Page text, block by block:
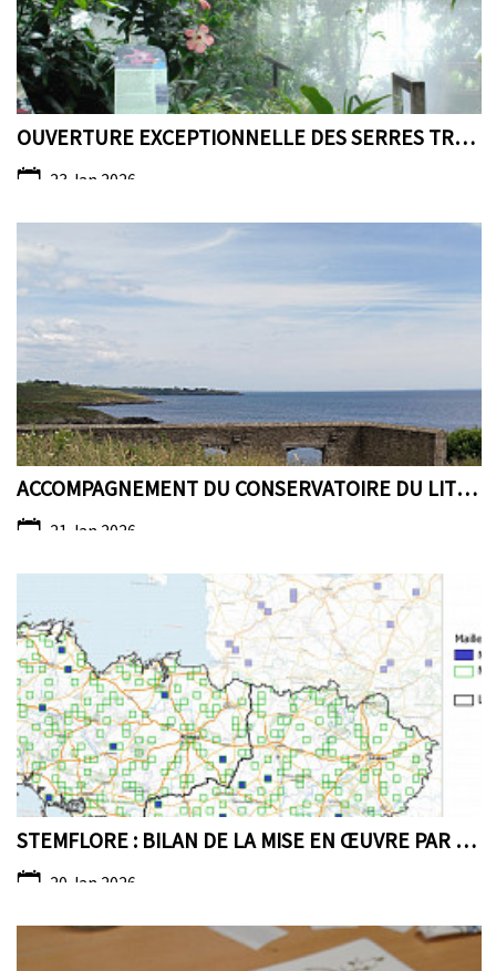
OUVERTURE EXCEPTIONNELLE DES SERRES TROPICALES PEN...
23 Jan 2026
ACCOMPAGNEMENT DU CONSERVATOIRE DU LITTORAL, CARAC...
21 Jan 2026
STEMFLORE : BILAN DE LA MISE EN ŒUVRE PAR LE CBN D...
20 Jan 2026